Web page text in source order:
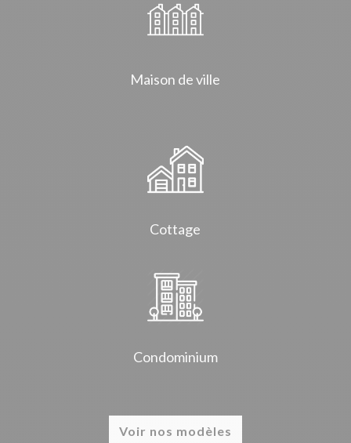
Maison de ville
Cottage
Condominium
Voir nos modèles